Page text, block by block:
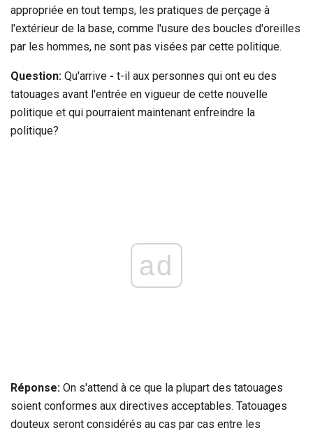
appropriée en tout temps, les pratiques de perçage à
l'extérieur de la base, comme l'usure des boucles d'oreilles
par les hommes, ne sont pas visées par cette politique.
Question: Qu'arrive - t-il aux personnes qui ont eu des
tatouages ​​avant l'entrée en vigueur de cette nouvelle
politique et qui pourraient maintenant enfreindre la
politique?
ad
Réponse: On s'attend à ce que la plupart des tatouages ​​
soient conformes aux directives acceptables. Tatouages ​​
douteux seront considérés au cas par cas entre les